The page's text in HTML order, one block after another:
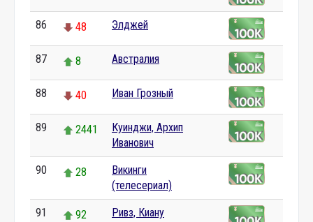
86 48 Элджей
87 8 Австралия
88 40 Иван Грозный
89 2441
Куинджи, Архип
Иванович
90 28
Викинги
(телесериал)
91 92 Ривз, Киану